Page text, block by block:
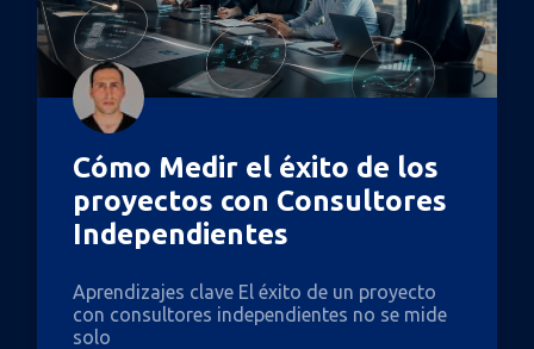
Cómo Medir el éxito de los
proyectos con Consultores
Independientes
Aprendizajes clave El éxito de un proyecto
con consultores independientes no se mide
solo